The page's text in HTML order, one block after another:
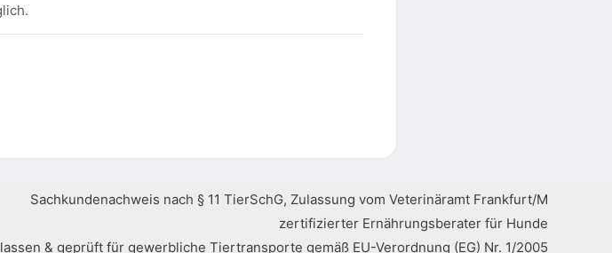
Sachkundenachweis nach § 11 TierSchG, Zulassung vom Veterinäramt Frankfurt/M
zertifizierter Ernährungsberater für Hunde
& geprüft für gewerbliche Tiertransporte gemäß EU-Verordnung (EG) Nr. 1/2005